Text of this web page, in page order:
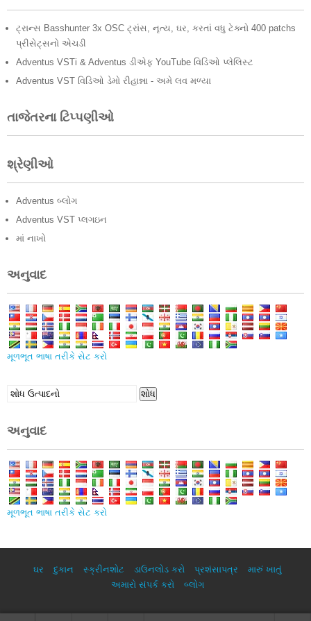
ટ્રાન્સ Basshunter 3x OSC ટ્રાંસ, નૃત્ય, ઘર, કરતાં વધુ ટેક્નો 400 patchs
પ્રીસેટ્સનો એચડી
Adventus VSTi & Adventus ડીએફ YouTube વિડિઓ પ્લેલિસ્ટ
Adventus VST વિડિઓ ડેમો રીહાન્ના - અમે લવ મળ્યા
તાજેતરના ટિપ્પણીઓ
શ્રેણીઓ
Adventus બ્લોગ
Adventus VST પ્લગઇન
માં નાખો
અનુવાદ
મૂળભૂત ભાષા તરીકે સેટ કરો
ની
શોધ
અનુવાદ
મૂળભૂત ભાષા તરીકે સેટ કરો
ઘર દુકાન સ્ક્રીનશોટ ડાઉનલોડ કરો પ્રશંસાપત્ર
મારું ખાતું
અમારો સંપર્ક કરો
બ્લોગ